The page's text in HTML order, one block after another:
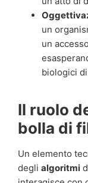
un
un
biologici
Il ruolo
bolla di
Un elemento
degli algoritmi